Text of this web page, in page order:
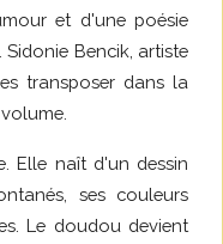
et d'une poésie
Bencik, artiste
transposer dans la
Elle naît d'un dessin
ses couleurs
Le doudou devient